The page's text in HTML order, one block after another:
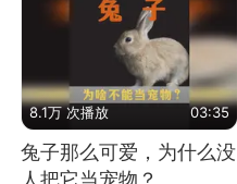
8.1万 次播放 03:35
兔子那么可爱，为什么没
人把它当宠物？